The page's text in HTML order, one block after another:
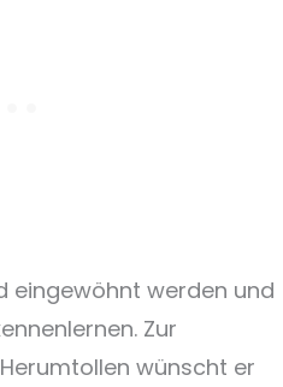
eingewöhnt werden und
Zur
wünscht er